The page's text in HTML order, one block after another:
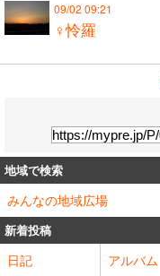
09/02 09:21
♀怜羅
地域で検索
みんなの地域広場
新着投稿
日記 アルバム